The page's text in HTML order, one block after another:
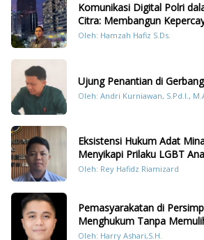
Komunikasi Digital Polri
Citra: Membangun
Konten Humanis
Oleh: Hamzah Hafiz S.Ds.
Ujung Penantian di
Oleh: Andri Kurniawan, S.Pd.I.,
Eksistensi Hukum Adat
Menyikapi Prilaku LGBT
Dengan Hukum Pidana
Oleh: Rey Hafidz Riamizard
Pemasyarakatan di
Menghukum Tanpa
Oleh: Harry Ashari,S.H.